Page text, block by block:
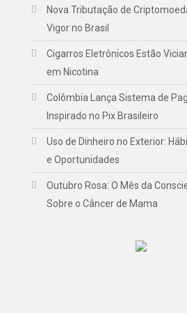
Nova Tributação de
Vigor no Brasil
Cigarros Eletrônicos Estão
em Nicotina
Colômbia Lança Sistema de
Inspirado no Pix Brasileiro
Uso de Dinheiro no Exterior:
e Oportunidades
Outubro Rosa: O Mês da
Sobre o Câncer de Mama